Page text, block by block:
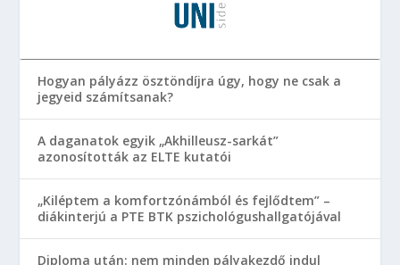
Hogyan pályázz ösztöndíjra úgy, hogy ne csak a
jegyeid számítsanak?
A daganatok egyik „Akhilleusz-sarkát”
azonosították az ELTE kutatói
„Kiléptem a komfortzónámból és fejlődtem” –
diákinterjú a PTE BTK pszichológushallgatójával
Diploma után: nem minden pályakezdő indul